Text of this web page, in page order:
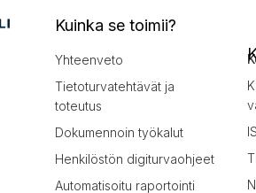
Kuinka se toimii?
Yhteenveto
Tietoturvatehtävät ja
toteutus
Dokumennoin työkalut
Henkilöstön digiturvaohjeet
Automatisoitu raportointi